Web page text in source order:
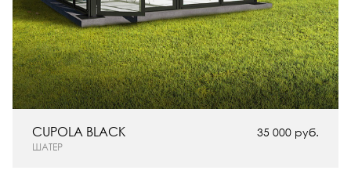
35 000 руб.
ШАТЕР
CUPOLA BLACK